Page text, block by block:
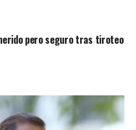
pero seguro tras tiroteo